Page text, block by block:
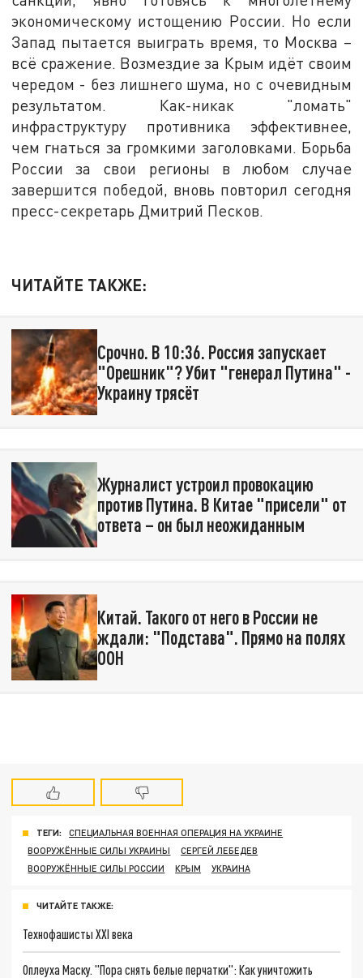
экономическому истощению России. Но если
Запад пытается выиграть время, то Москва –
всё сражение. Возмездие за Крым идёт своим
чередом - без лишнего шума, но с очевидным
результатом. Как-никак "ломать"
инфраструктуру противника эффективнее,
чем гнаться за громкими заголовками. Борьба
России за свои регионы в любом случае
завершится победой, вновь повторил сегодня
пресс-секретарь Дмитрий Песков.
ЧИТАЙТЕ ТАКЖЕ:
Срочно. В 10:36. Россия запускает
"Орешник"? Убит "генерал Путина" -
Украину трясёт
Журналист устроил провокацию
против Путина. В Китае "присели" от
ответа – он был неожиданным
Китай. Такого от него в России не
ждали: "Подстава". Прямо на полях
ООН
ТЕГИ:
СПЕЦИАЛЬНАЯ ВОЕННАЯ ОПЕРАЦИЯ НА УКРАИНЕ
ВООРУЖЁННЫЕ СИЛЫ УКРАИНЫ
СЕРГЕЙ ЛЕБЕДЕВ
ВООРУЖЁННЫЕ СИЛЫ РОССИИ
КРЫМ УКРАИНА
ЧИТАЙТЕ ТАКЖЕ:
Технофашисты XXI века
Оплеуха Маску. "Пора снять белые перчатки": Как уничтожить